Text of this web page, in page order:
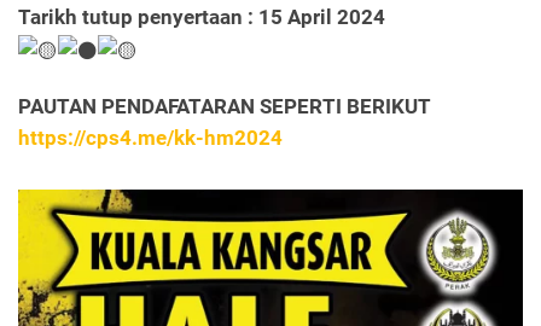
Tarikh tutup penyertaan : 15 April 2024
PAUTAN PENDAFATARAN SEPERTI BERIKUT
https://cps4.me/kk-hm2024